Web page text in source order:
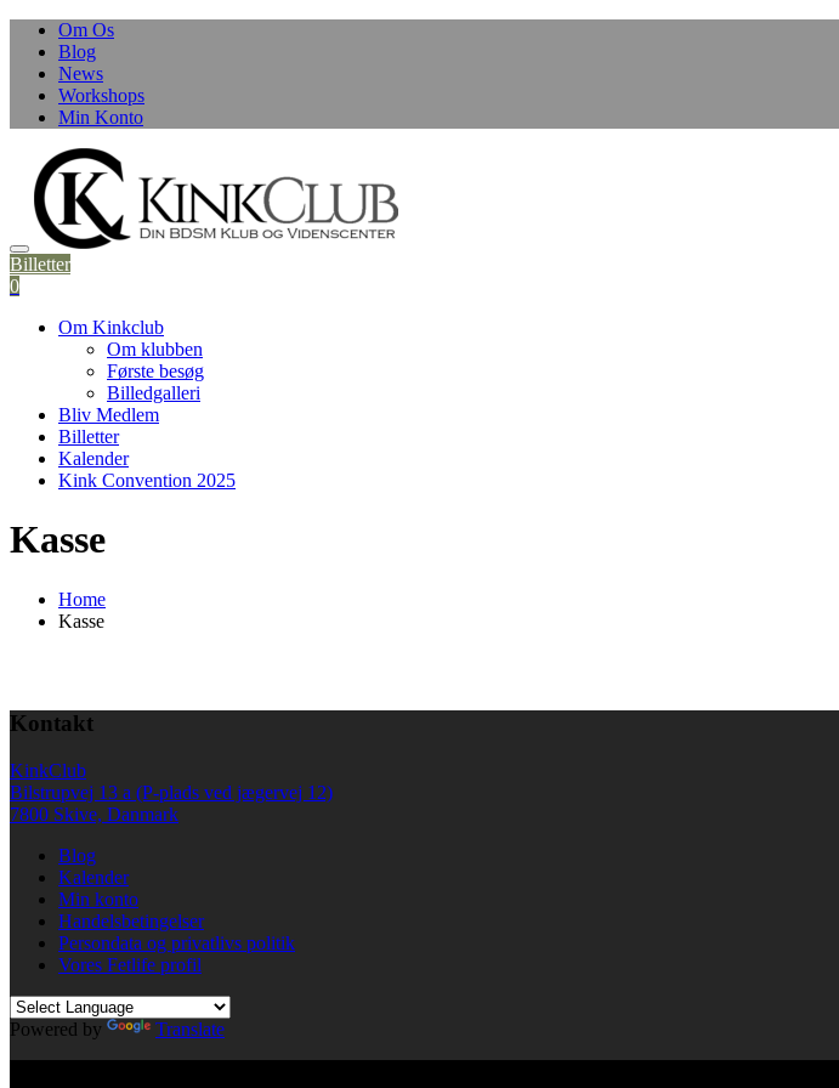
Skip
content
Om Os
Blog
News
Workshops
Min Konto
Billetter
0
Om Kinkclub
Om klubben
Første besøg
Billedgalleri
Bliv Medlem
Billetter
Kalender
Kink Convention 2025
Kasse
Home
Kasse
Kontakt
KinkClub
Bilstrupvej 13 a (P-plads ved jægervej 12)
7800 Skive, Danmark
Blog
Kalender
Min konto
Handelsbetingelser
Persondata og privatlivs politik
Vores Fetlife profil
Powered by
Translate